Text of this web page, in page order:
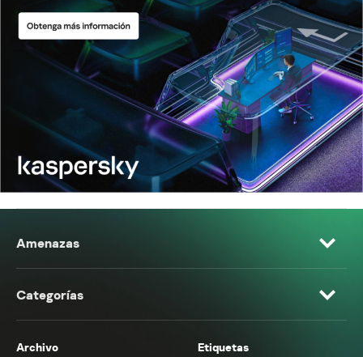
Amenazas
Categorías
Archivo Etiquetas